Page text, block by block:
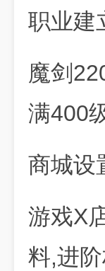
职业建
魔剑
满400
商城设
游戏X
料,进